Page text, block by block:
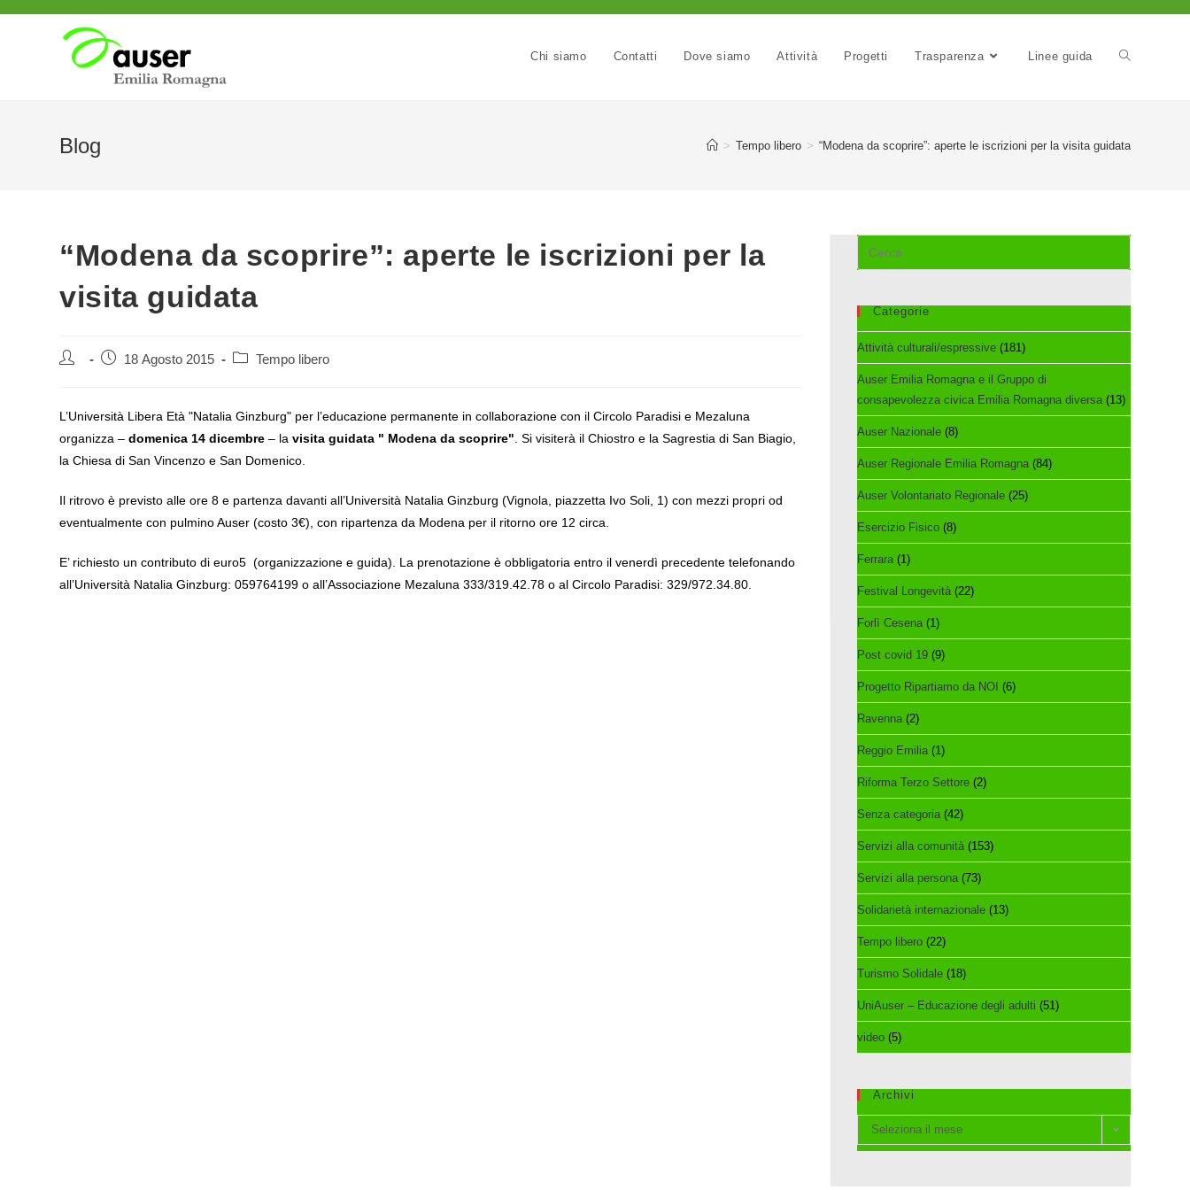
Chi siamo Contatti Dove siamo Attività Progetti Trasparenza Linee guida
Blog > Tempo libero > “Modena da scoprire”: aperte le iscrizioni per la visita guidata
“Modena da scoprire”: aperte le iscrizioni per la
visita guidata
Autore Articolo18 Agosto 2015
Categoria
Tempo libero
L’Università Libera Età "Natalia Ginzburg" per l’educazione permanente in collaborazione con il Circolo Paradisi e Mezaluna
organizza –domenica 14 dicembre– lavisita guidata " Modena da scoprire" . Si visiterà il Chiostro e la Sagrestia di San Biagio,
la Chiesa di San Vincenzo e San Domenico.
Il ritrovo è previsto alle ore 8 e partenza davanti all’Università Natalia Ginzburg (Vignola, piazzetta Ivo Soli, 1) con mezzi propri od
eventualmente con pulmino Auser (costo 3€), con ripartenza da Modena per il ritorno ore 12 circa.
E’ richiesto un contributo di euro5 (organizzazione e guida). La prenotazione è obbligatoria entro il venerdì precedente telefonando
all’Università Natalia Ginzburg: 059764199 o all’Associazione Mezaluna 333/319.42.78 o al Circolo Paradisi: 329/972.34.80.
nel
webCategorie
Attività culturali/espressive (181)
Auser Emilia Romagna e il Gruppo di
consapevolezza civica Emilia Romagna diversa (13)
Auser Nazionale (8)
Auser Regionale Emilia Romagna (84)
Auser Volontariato Regionale (25)
Esercizio Fisico (8)
Ferrara (1)
Festival Longevità (22)
Forlì Cesena (1)
Post covid 19 (9)
Progetto Ripartiamo da NOI (6)
Ravenna (2)
Reggio Emilia (1)
Riforma Terzo Settore (2)
Senza categoria (42)
Servizi alla comunità (153)
Servizi alla persona (73)
Solidarietà internazionale (13)
Tempo libero (22)
Turismo Solidale (18)
UniAuser – Educazione degli adulti (51)
video (5)
Archivi
Archivi
Seleziona il mese